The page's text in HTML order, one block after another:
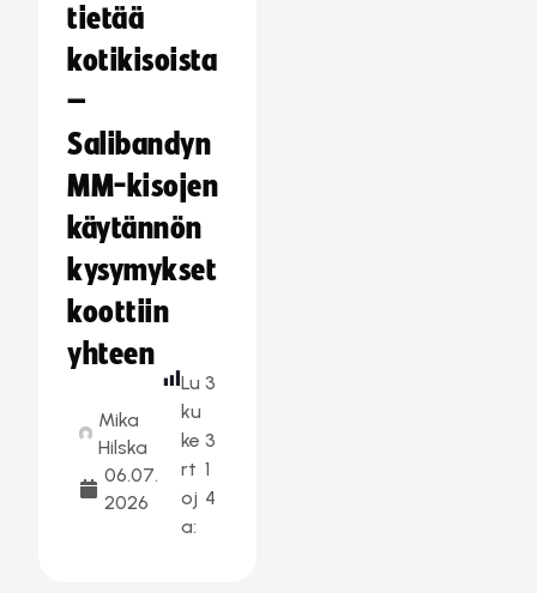
tietää
kotikisoista
–
Salibandyn
MM-kisojen
käytännön
kysymykset
koottiin
yhteen
Mika
Hilska
06.07.
2026
Lu
ku
ke
rt
oj
a:
3
3
1
4